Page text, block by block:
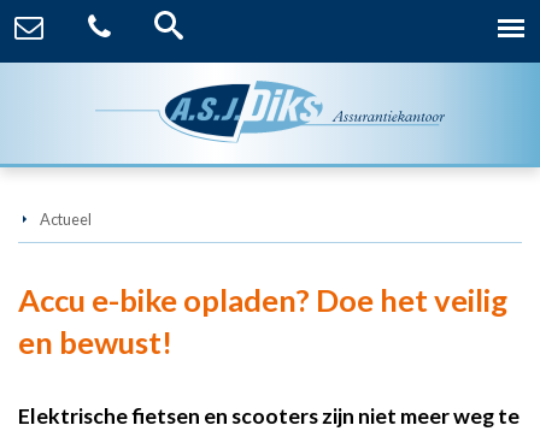
Actueel
Accu e-bike opladen? Doe het veilig
en bewust!
Elektrische fietsen en scooters zijn niet meer weg te